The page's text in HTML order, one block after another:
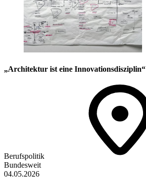
„Architektur ist eine Innovationsdisziplin“
Berufspolitik
Bundesweit
04.05.2026